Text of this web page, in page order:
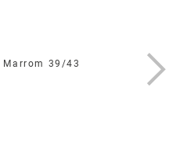
Marrom 39/43 Meia
R$